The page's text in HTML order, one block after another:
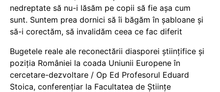
nedreptate să nu-i lăsăm pe copii să fie așa cum
sunt. Suntem prea dornici să îi băgăm în șabloane și
să-i corectăm, să invalidăm ceea ce fac diferit
Bugetele reale ale reconectării diasporei științifice și
poziția României la coada Uniunii Europene în
cercetare-dezvoltare / Op Ed Profesorul Eduard
Stoica, conferențiar la Facultatea de Științe